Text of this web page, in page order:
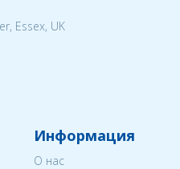
Essex, UK
Информация
О нас